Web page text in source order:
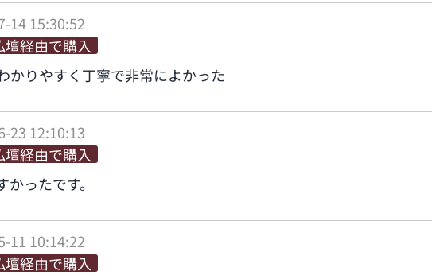
14 15:30:52
壇経由で購入
かりやすく丁寧で非常によかった
23 12:10:13
壇経由で購入
ったです。
11 10:14:22
壇経由で購入